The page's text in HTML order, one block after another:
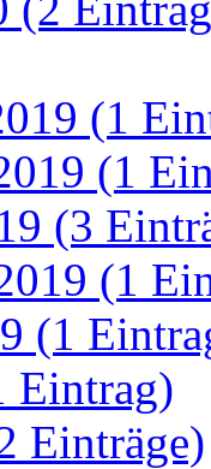
(1
(1
(3
(1
(1
Eintrag)
Einträge)